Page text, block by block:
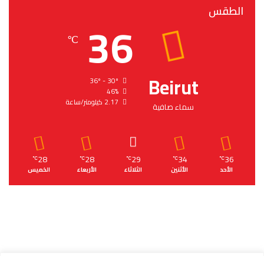
الطقس
Beirut
سماء صافية
36
℃
46%
2.17 كيلومتر/ساعة
36
℃
الأحد
34
℃
الأثنين
29
℃
الثلاثاء
28
℃
الأربعاء
28
℃
الخميس